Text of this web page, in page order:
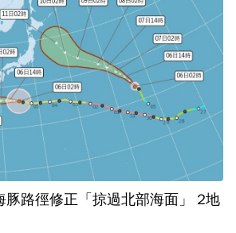
豚路徑修正「掠過北部海面」 2地